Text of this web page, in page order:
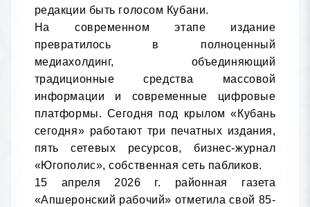
редакции быть голосом Кубани.
На современном этапе издание
превратилось в полноценный
медиахолдинг, объединяющий
традиционные средства массовой
информации и современные цифровые
платформы. Сегодня под крылом «Кубань
сегодня» работают три печатных издания,
пять сетевых ресурсов, бизнес-журнал
«Югополис», собственная сеть пабликов.
15 апреля 2026 г. районная газета
«Апшеронский рабочий» отметила свой 85-